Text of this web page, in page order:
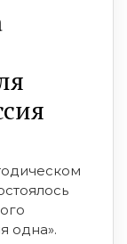
одна».